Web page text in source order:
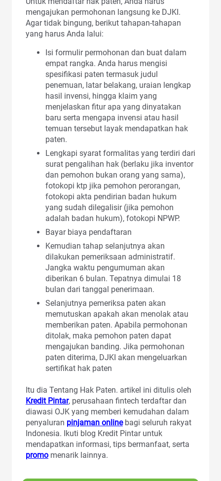
mengajukan permohonan langsung ke DJKI.
Agar tidak bingung, berikut tahapan-tahapan
yang harus Anda lalui:
Isi formulir permohonan dan buat dalam
empat rangka. Anda harus mengisi
spesifikasi paten termasuk judul
penemuan, latar belakang, uraian lengkap
hasil invensi, hingga klaim yang
menjelaskan fitur apa yang dinyatakan
baru serta mengapa invensi atau hasil
temuan tersebut layak mendapatkan hak
paten.
Lengkapi syarat formalitas yang terdiri dari
surat pengalihan hak (berlaku jika inventor
dan pemohon bukan orang yang sama),
fotokopi ktp jika pemohon perorangan,
fotokopi akta pendirian badan hukum
yang sudah dilegalisir (jika pemohon
adalah badan hukum), fotokopi NPWP.
Bayar biaya pendaftaran
Kemudian tahap selanjutnya akan
dilakukan pemeriksaan administratif.
Jangka waktu pengumuman akan
diberikan 6 bulan. Tepatnya dimulai 18
bulan dari tanggal penerimaan.
Selanjutnya pemeriksa paten akan
memutuskan apakah akan menolak atau
memberikan paten. Apabila permohonan
ditolak, maka pemohon paten dapat
mengajukan banding. Jika permohonan
paten diterima, DJKI akan mengeluarkan
sertifikat hak paten
Itu dia Tentang Hak Paten. artikel ini ditulis oleh
Kredit Pintar, perusahaan fintech terdaftar dan
diawasi OJK yang memberi kemudahan dalam
penyaluran pinjaman onlinebagi seluruh rakyat
Indonesia. Ikuti blog Kredit Pintar untuk
mendapatkan informasi, tips bermanfaat, serta
promo menarik lainnya.